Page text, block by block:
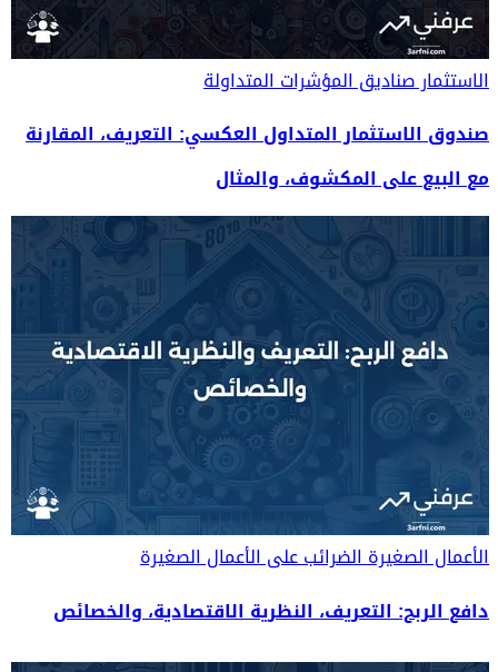
الاستثمارصناديق المؤشرات المتداولة
صندوق الاستثمار المتداول العكسي: التعريف، المقارنة
مع البيع على المكشوف، والمثال
الأعمال الصغيرةالضرائب على الأعمال الصغيرة
دافع الربح: التعريف، النظرية الاقتصادية، والخصائص